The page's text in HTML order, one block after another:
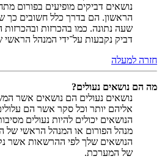
נושאים דביקים מופיעים בפורום
הראשון. הם בדרך כלל חשובים כך
שעה נתונה. כמו בהכרזות ובהכרזות
דביק נקבעות על־ידי המנהל
חזרה למעלה
מה הם נושאים נעולים?
נושאים נעולים הם נושאים אשר
אליהם יותר וכל סקר אשר הם
הנושאים יכולים להיות נעולים
מנהל הפורום או המנהל הראשי של
הנושאים שלך לפי ההרשאות אשר
של המערכת.